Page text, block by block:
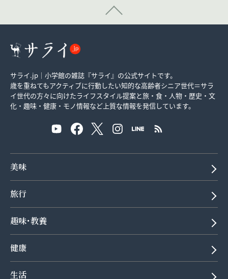
サライ.jp｜小学館の雑誌『サライ』の公式サイトです。
歳を重ねてもアクティブに行動したい知的な高齢者シニア世代＝サラ
イ世代の方々に向けたライフスタイル提案と旅・食・人物・歴史・文
化・趣味・健康・モノ情報など上質な情報を発信しています。
美味
旅行
趣味･教養
健康
生活